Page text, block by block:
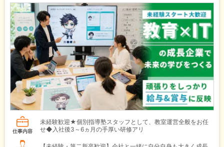
仕事内容
未経験歓迎★個別指導塾スタッフとして、教室運営全般をお任
せ◆入社後3～6ヵ月の手厚い研修アリ